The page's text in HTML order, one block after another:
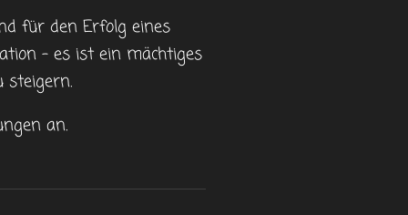
für den Erfolg eines
– es ist ein mächtiges
steigern.
an.